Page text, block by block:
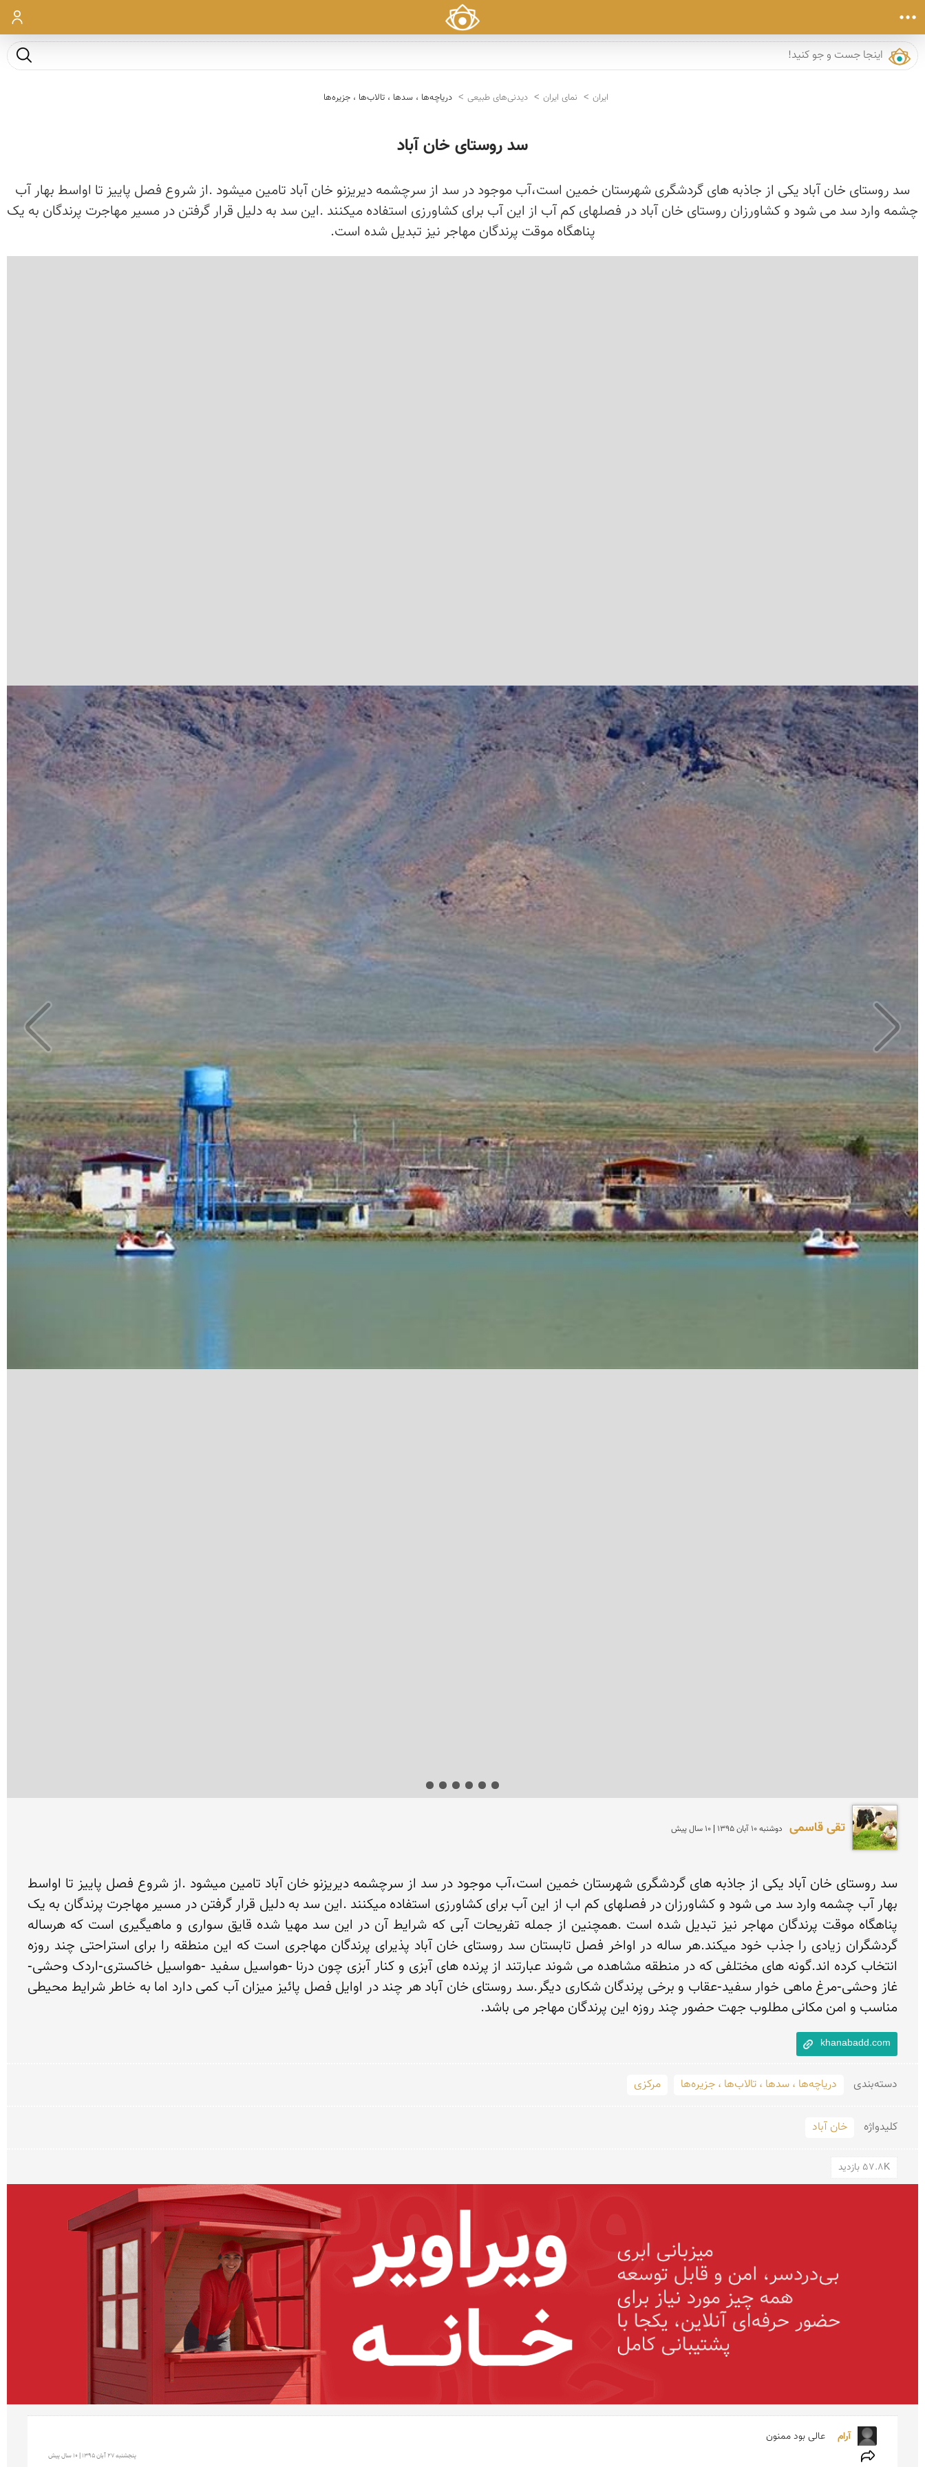
ورود
جست و
ایران نمای ایران دیدنی‌های طبیعی دریاچه‌ها ، سدها ، تالاب‌ها ، جزیره‌ها
سد روستای خان آباد
سد روستای خان آباد یکی از جاذبه های گردشگری شهرستان خمین است،آب موجود در سد از سرچشمه دیریزنو خان آباد تامین میشود .از شروع فصل پاییز تا اواسط بهار آب
چشمه وارد سد می شود و کشاورزان روستای خان آباد در فصلهای کم آب از این آب برای کشاورزی استفاده میکنند .این سد به دلیل قرار گرفتن در مسیر مهاجرت پرندگان به یک
پناهگاه موقت پرندگان مهاجر نیز تبدیل شده است.
تقی قاسمی دوشنبه 10 آبان 1395 | 10 سال پیش
انتخاب کرده اند.گونه های مختلفی که در منطقه مشاهده می شوند عبارتند از پرنده های آبزی و کنار آبزی چون درنا -هواسیل سفید -هواسیل خاکستری-اردک وحشی-
مناسب و امن مکانی مطلوب جهت حضور چند روزه این پرندگان مهاجر می باشد.
khanabadd.com
دسته‌بندی دریاچه‌ها ، سدها ، تالاب‌ها ، جزیره‌ها مرکزی
کلید‌واژه خان آباد
57.8K بازدید
آرام عالی بود ممنون
پنجشنبه 27 آبان 1395 | 10 سال پیش